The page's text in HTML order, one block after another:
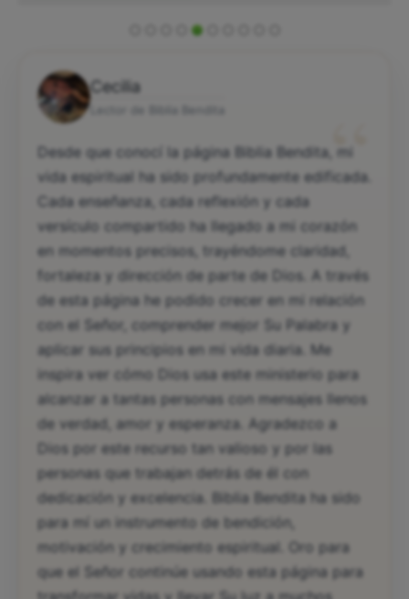
Cecilia
“
Desde que conocí la página Biblia Bendita, mi
vida espiritual ha sido profundamente edificada.
Cada enseñanza, cada reflexión y cada
versículo compartido ha llegado a mi corazón
en momentos precisos, trayéndome claridad,
fortaleza y dirección de parte de Dios. A través
de esta página he podido crecer en mi relación
con el Señor, comprender mejor Su Palabra y
aplicar sus principios en mi vida diaria. Me
inspira ver cómo Dios usa este ministerio para
alcanzar a tantas personas con mensajes llenos
de verdad, amor y esperanza. Agradezco a
Dios por este recurso tan valioso y por las
personas que trabajan detrás de él con
dedicación y excelencia. Biblia Bendita ha sido
para mí un instrumento de bendición,
motivación y crecimiento espiritual. Oro para
que el Señor continúe usando esta página para